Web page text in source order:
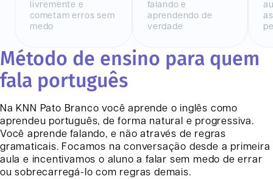
livremente e
cometam erros sem
medo
falando e
aprendendo de
verdade
Método de ensino para quem
fala português
Na KNN Pato Branco você aprende o inglês como
aprendeu português, de forma natural e progressiva.
Você aprende falando, e não através de regras
gramaticais. Focamos na conversação desde a primeira
aula e incentivamos o aluno a falar sem medo de errar
ou sobrecarregá-lo com regras demais.